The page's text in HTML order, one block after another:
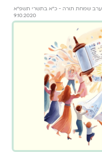
ערב שמחת תורה - כ״א בתשרי תשפ״א
9.10.2020